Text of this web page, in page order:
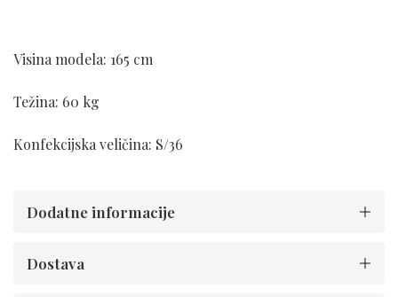
Visina modela: 165 cm
Težina: 60 kg
Konfekcijska veličina: S/36
Dodatne informacije
Dostava